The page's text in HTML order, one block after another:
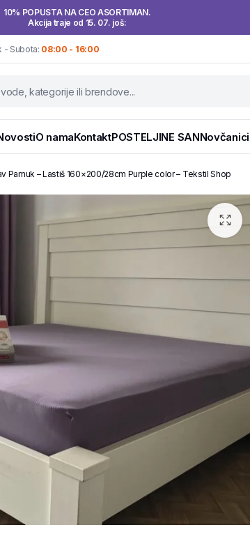
10% POPUSTA NA CEO ASORTIMAN.
Akcija traje od 15. 07. još:
- Subota: 08:00 - 16:00
O namaKontaktPOSTELJINE SANNovčanici
Pamuk – Lastiš 160×200/28cm Purple color – Tekstil Shop